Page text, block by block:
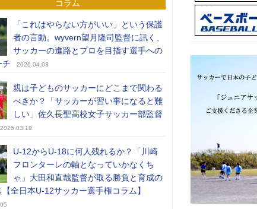
コラム
「これはやらない方がいい」という保護
者の言動。wyvern望月隆司監督に訊く、
サッカーの進路とプロを目指す選手への
チ
2026.04.03
親は子どものサッカーにどこまで関わる
べきか？「サッカーが習い事になると難
しい」佐久長聖高校女子サッカー部監督
2026.03.18
U-12からU-18に何人残れるか？「川崎
フロンターレの軸となっていかなくち
ゃ」大田和直哉監督が取る勝負と育成の
全日本U-12サッカー選手権コラム】